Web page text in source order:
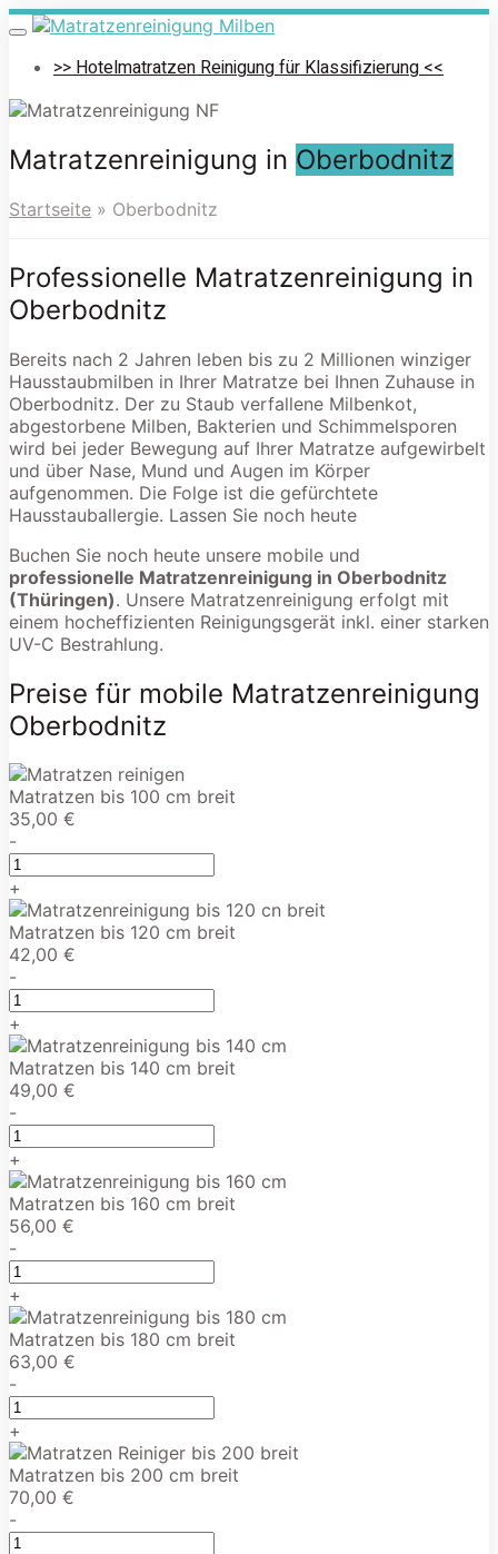
Skip
to
main
Toggle
navigation>> Hotelmatratzen Reinigung für Klassifizierung <<
Matratzenreinigung in Oberbodnitz
Startseite » Oberbodnitz
Professionelle Matratzenreinigung in
Oberbodnitz
Bereits nach 2 Jahren leben bis zu 2 Millionen winziger
Hausstaubmilben in Ihrer Matratze bei Ihnen Zuhause in
Oberbodnitz. Der zu Staub verfallene Milbenkot,
abgestorbene Milben, Bakterien und Schimmelsporen
wird bei jeder Bewegung auf Ihrer Matratze aufgewirbelt
und über Nase, Mund und Augen im Körper
aufgenommen. Die Folge ist die gefürchtete
Hausstauballergie. Lassen Sie noch heute
Buchen Sie noch heute unsere mobile und
professionelle Matratzenreinigung in Oberbodnitz
(Thüringen). Unsere Matratzenreinigung erfolgt mit
einem hocheffizienten Reinigungsgerät inkl. einer starken
UV-C Bestrahlung.
Preise für mobile Matratzenreinigung
Oberbodnitz
Matratzen bis 100 cm breit
35,00 €
-
+
Matratzen bis 120 cm breit
42,00 €
-
+
Matratzen bis 140 cm breit
49,00 €
-
+
Matratzen bis 160 cm breit
56,00 €
-
+
Matratzen bis 180 cm breit
63,00 €
-
+
Matratzen bis 200 cm breit
70,00 €
-